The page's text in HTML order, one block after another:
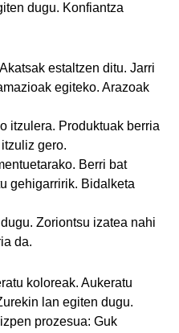
dugu. Konfiantza
estaltzen ditu. Jarri
egiteko. Arazoak
itzulera. Produktuak berria
gero.
Berri bat
gehigarririk. Bidalketa
Zoriontsu izatea nahi
da.
koloreak. Aukeratu
lan egiten dugu.
prozesua: Guk